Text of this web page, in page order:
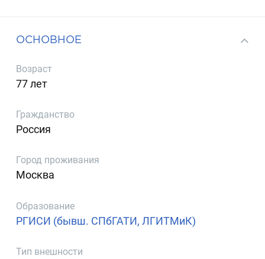
ОСНОВНОЕ
Возраст
77 лет
Гражданство
Россия
Город проживания
Москва
Образование
РГИСИ (бывш. СПбГАТИ, ЛГИТМиК)
Тип внешности